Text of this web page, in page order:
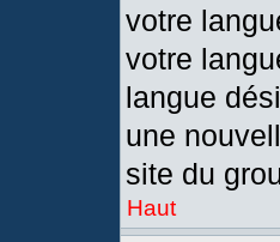
votre
votre
langue
une
site du
Haut